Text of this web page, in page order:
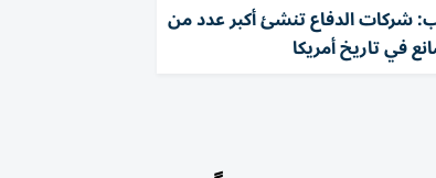
شركات الدفاع تنشئ أكبر عدد من
في تاريخ أمريكا